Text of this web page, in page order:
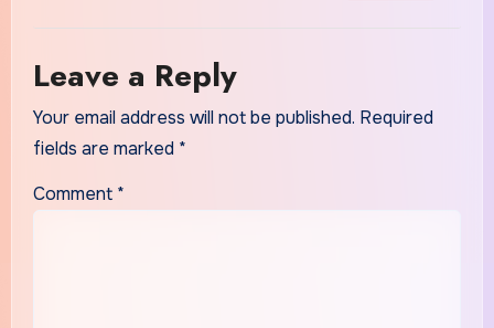
Leave a Reply
Your email address will not be published. Required
fields are marked *
Comment *